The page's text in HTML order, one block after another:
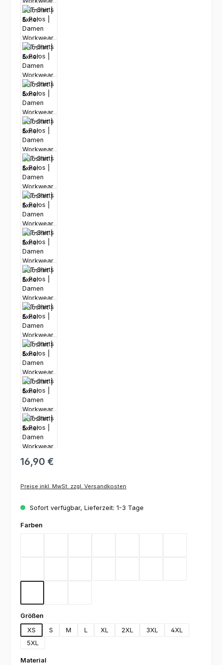
16,90 €
Preise inkl. MwSt. zzgl. Versandkosten
Sofort verfügbar, Lieferzeit: 1-3 Tage
Farben
Größen
XS
S M L XL 2XL 3XL
4XL
5XL
Material